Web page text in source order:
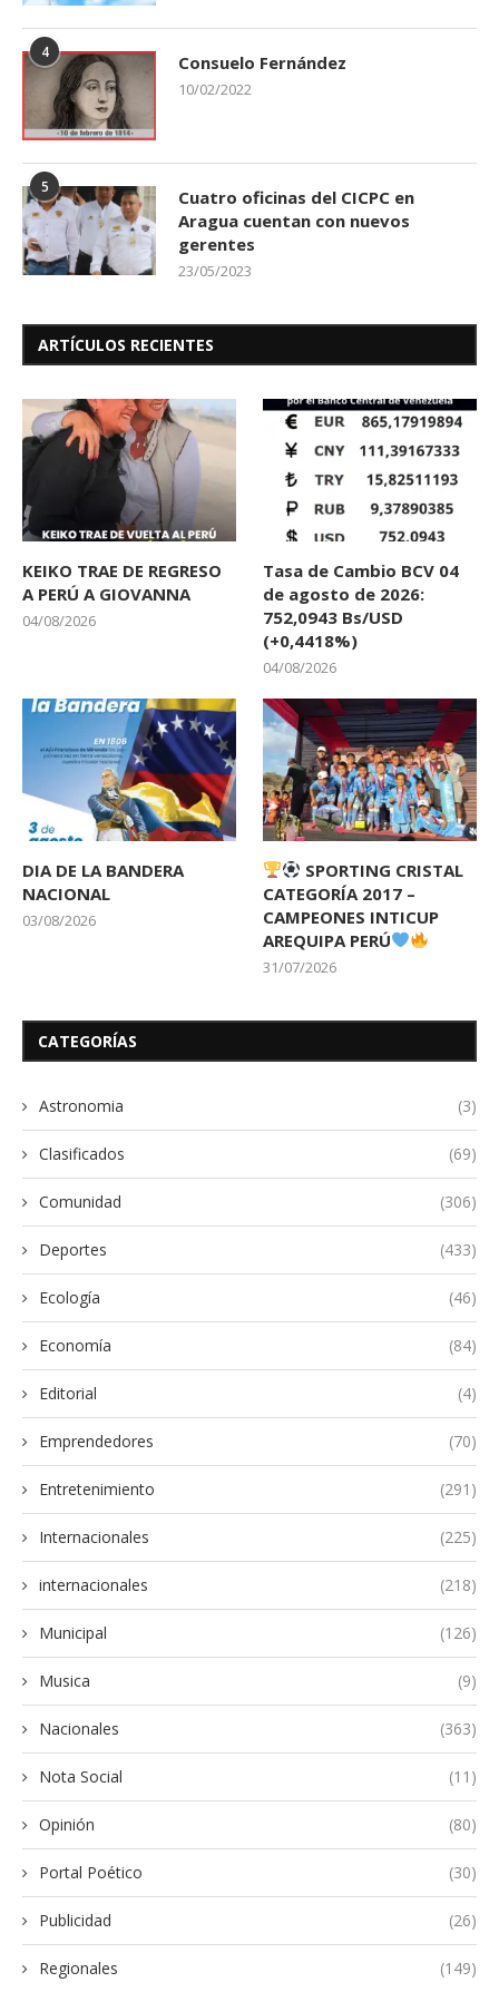
4 Consuelo Fernández
10/02/2022
5
Cuatro oficinas del CICPC en
Aragua cuentan con nuevos
gerentes
23/05/2023
ARTÍCULOS RECIENTES
KEIKO TRAE DE REGRESO
A PERÚ A GIOVANNA
04/08/2026
Tasa de Cambio BCV 04
de agosto de 2026:
752,0943 Bs/USD
(+0,4418%)
04/08/2026
DIA DE LA BANDERA
NACIONAL
03/08/2026
SPORTING CRISTAL
CATEGORÍA 2017 –
CAMPEONES INTICUP
AREQUIPA PERÚ
31/07/2026
CATEGORÍAS
Astronomia (3)
Clasificados (69)
Comunidad (306)
Deportes (433)
Ecología (46)
Economía (84)
Editorial (4)
Emprendedores (70)
Entretenimiento (291)
Internacionales (225)
internacionales (218)
Municipal (126)
Musica (9)
Nacionales (363)
Nota Social (11)
Opinión (80)
Portal Poético (30)
Publicidad (26)
Regionales (149)